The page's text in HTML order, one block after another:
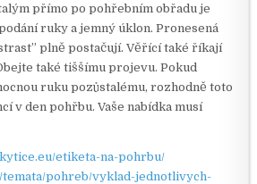
přímo po pohřebním obřadu je
ruky a jemný úklon. Pronesená
plně postačují. Věřící také říkají
také tiššímu projevu. Pokud
ruku pozůstalému, rozhodně toto
v den pohřbu. Vaše nabídka musí
etiketa-na-pohrbu/
pohreb/vyklad-jednotlivych-